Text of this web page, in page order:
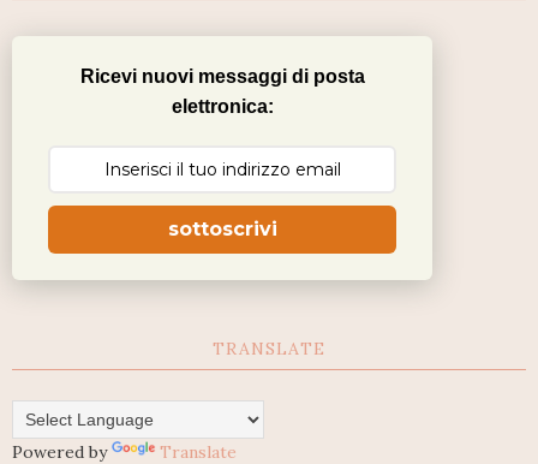
Ricevi nuovi messaggi di posta
elettronica:
sottoscrivi
TRANSLATE
Powered by Translate